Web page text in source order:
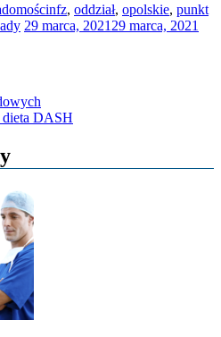
nfz, oddział, opolskie, punkt
29 marca, 2021 29 marca, 2021
DASH